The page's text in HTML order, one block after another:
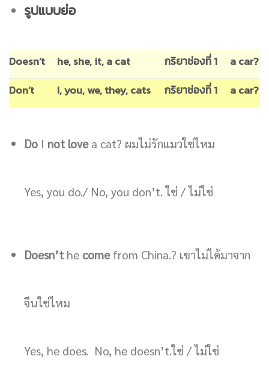
รูปแบบย่อ
Doesn’t he, she, it, a cat กริยาช่องที่ 1
a car?
Don’t
I, you, we, they, cats กริยาช่องที่ 1 a car?
DoI not lovea cat? ผมไม่รักแมวใช่ไหม
Yes, you do./ No, you don’t. ใช่ / ไม่ใช่
Doesn’the comefrom China.? เขาไม่ได้มาจาก
จีนใช่ไหม
Yes, he does. No, he doesn’t.ใช่ / ไม่ใช่